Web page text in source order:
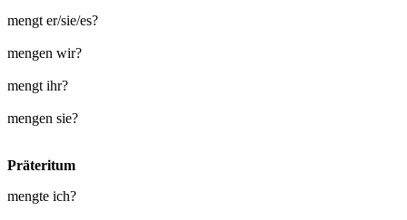
mengt er/sie/es?
mengen wir?
mengt ihr?
mengen sie?
Präteritum
mengte ich?